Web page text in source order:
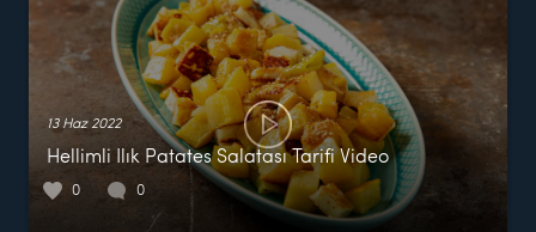
13 Haz 2022
Hellimli Ilık Patates Salatası Tarifi Video
0 0